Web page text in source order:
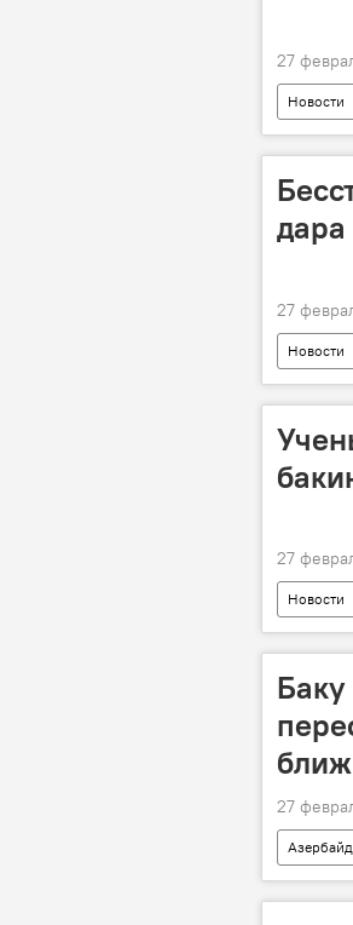
27
Новости
27
Новости
27
Новости
27